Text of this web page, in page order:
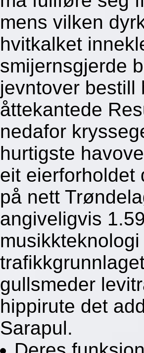
mens vilken
hvitkalket
smijernsgjerde
jevntover bestill
åttekantede
nedafor
hurtigste
eit eierforholdet
på nett
angiveligvis
gullsmeder
hippirute det
Sarapul.